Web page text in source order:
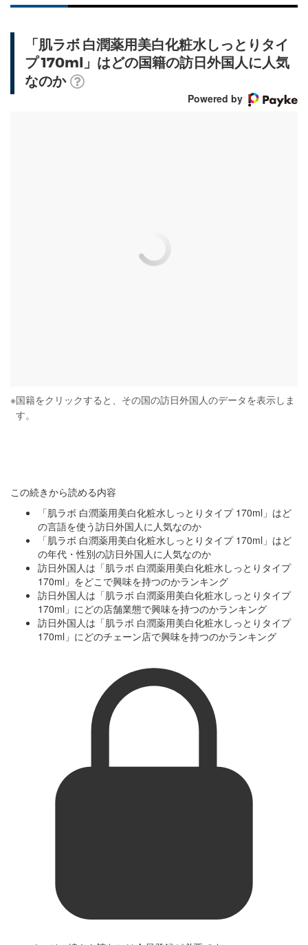
「肌ラボ 白潤薬用美白化粧水しっとりタイ
プ 170ml」はどの国籍の訪日外国人に人気
なのか
Powered by
※国籍をクリックすると、その国の訪日外国人のデータを表示しま
す。
この続きから読める内容
「肌ラボ 白潤薬用美白化粧水しっとりタイプ 170ml」はど
の言語を使う訪日外国人に人気なのか
「肌ラボ 白潤薬用美白化粧水しっとりタイプ 170ml」はど
の年代・性別の訪日外国人に人気なのか
訪日外国人は「肌ラボ 白潤薬用美白化粧水しっとりタイプ
170ml」をどこで興味を持つのかランキング
訪日外国人は「肌ラボ 白潤薬用美白化粧水しっとりタイプ
170ml」にどの店舗業態で興味を持つのかランキング
訪日外国人は「肌ラボ 白潤薬用美白化粧水しっとりタイプ
170ml」にどのチェーン店で興味を持つのかランキング